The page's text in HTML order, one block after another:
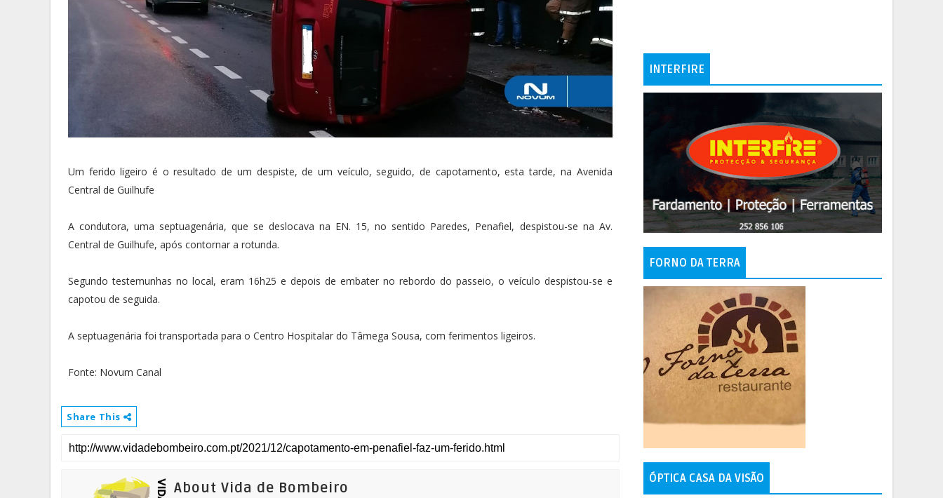
Um ferido ligeiro é o resultado de um despiste, de um veículo, seguido, de capotamento, esta tarde, na Avenida
Central de Guilhufe
A condutora, uma septuagenária, que se deslocava na EN. 15, no sentido Paredes, Penafiel, despistou-se na Av.
Central de Guilhufe, após contornar a rotunda.
Segundo testemunhas no local, eram 16h25 e depois de embater no rebordo do passeio, o veículo despistou-se e
capotou de seguida.
A septuagenária foi transportada para o Centro Hospitalar do Tâmega Sousa, com ferimentos ligeiros.
Fonte: Novum Canal
Share This
About Vida de Bombeiro
INTERFIRE
FORNO DA TERRA
ÓPTICA CASA DA VISÃO